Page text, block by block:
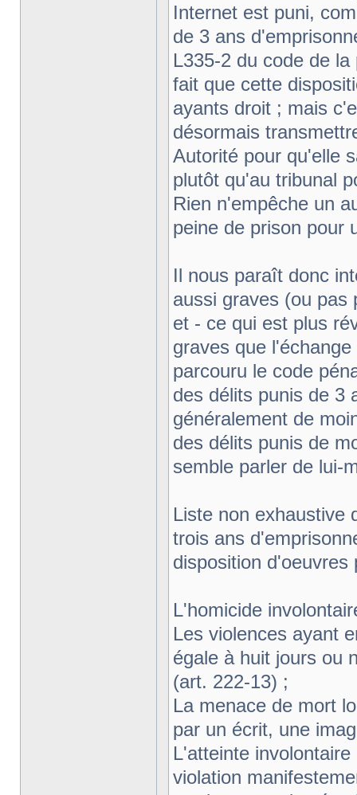
Internet est puni,
de 3 ans
L335-2 du code de
fait que cette
ayants droit ; mais
désormais
Autorité pour qu'elle
plutôt qu'au tribunal
Rien n'empêche un
peine de prison pour
Il nous paraît donc
aussi graves (ou pas
et - ce qui est plus
graves que
parcouru le code
des délits punis de 3
généralement de
des délits punis de
semble parler de lui-
Liste non exhaustive
trois ans
disposition
L'homicide
Les violences ayant
égale à huit jours ou
(art. 222-13) ;
La menace de mort
par un écrit, une
L'atteinte
violation